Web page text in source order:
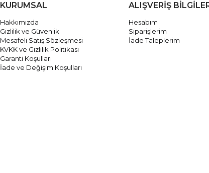
KURUMSAL
Hakkımızda
Gizlilik ve Güvenlik
Mesafeli Satış Sözleşmesi
KVKK ve Gizlilik Politikası
Garanti Koşulları
İade ve Değişim Koşulları
ALIŞVERİŞ
Hesabım
Siparişlerim
İade Taleplerim